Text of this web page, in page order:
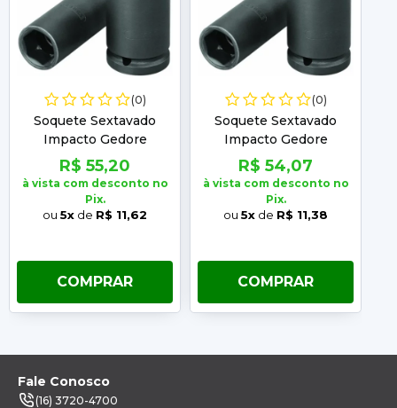
(0)
Soquete Sextavado
Impacto Gedore
Encaixe 1/2 Longo
10MM
R$ 55,20
à vista com desconto no
Pix.
ou 5x de R$ 11,62
COMPRAR
(0)
Soquete Sextavado
Impacto Gedore
Encaixe 1/2 Longo
14MM
R$ 54,07
à vista com desconto no
Pix.
ou 5x de R$ 11,38
COMPRAR
Fale Conosco
(16) 3720-4700